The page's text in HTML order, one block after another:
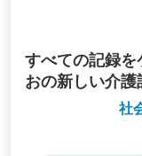
すべての記録を
おの新しい介護
社